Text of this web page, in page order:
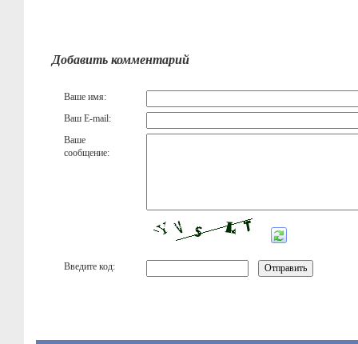
Добавить комментарий
Ваше имя:
Ваш E-mail:
Ваше
сообщение:
Введите код: